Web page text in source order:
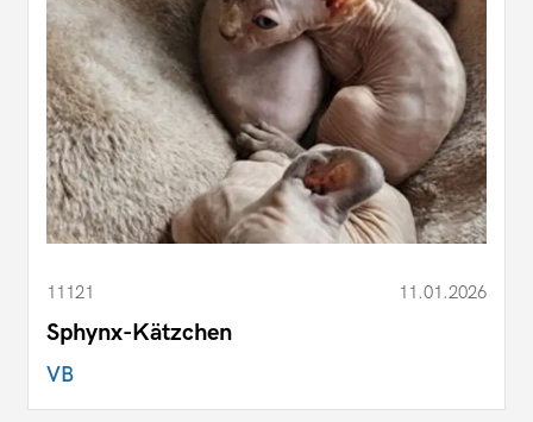
11121 11.01.2026
Sphynx-Kätzchen
VB